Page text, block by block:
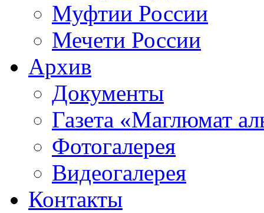
Муфтии России
Мечети России
Архив
Документы
Газета «Маглюмат
Фотогалерея
Видеогалерея
Контакты